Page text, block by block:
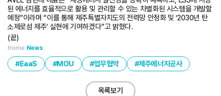
된 에너지를 효율적으로 활용 및 관리할 수 있는 차별화된 시스템을 개발할
예정”이라며 “이를 통해 제주특별자치도의 전력망 안정화 및 ‘2030년 탄
소제로섬 제주’ 실현에 기여하겠다”고 밝혔다.
(끝)
Home News
EaaS MOU 업무협약 제주에너지공사
목록보기